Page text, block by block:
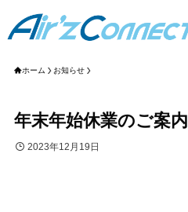
ホーム お知らせ
年末年始休業のご案内
2023年12月19日